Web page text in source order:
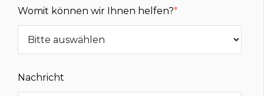
Womit können wir Ihnen helfen?*
Nachricht